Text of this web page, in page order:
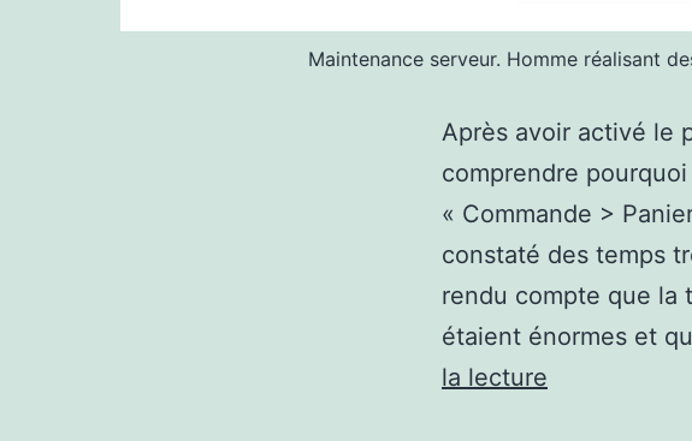
Maintenance serveur. Homme réalisant
Après avoir activé le
comprendre
« Commande >
constaté des temps
rendu compte que la
étaient énormes et
la lecture